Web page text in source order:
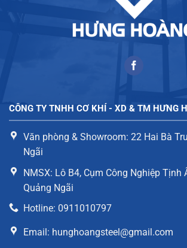
CÔNG TY TNHH CƠ KHÍ - XD & TM HƯNG
Văn phòng & Showroom: 22 Hai Bà
Ngãi
NMSX: Lô B4, Cụm Công Nghiệp Tịnh
Quảng Ngãi
Hotline: 0911010797
Email: hunghoangsteel@gmail.com